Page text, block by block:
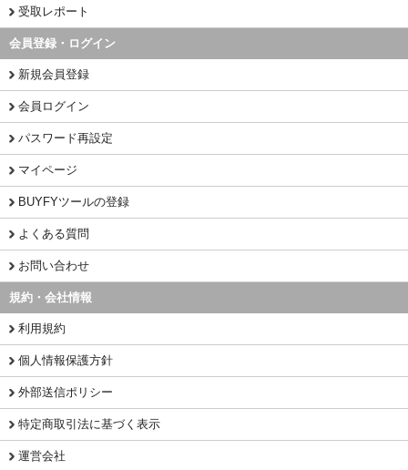
受取レポート
会員登録・ログイン
新規会員登録
会員ログイン
パスワード再設定
マイページ
BUYFYツールの登録
よくある質問
お問い合わせ
規約・会社情報
利用規約
個人情報保護方針
外部送信ポリシー
特定商取引法に基づく表示
運営会社